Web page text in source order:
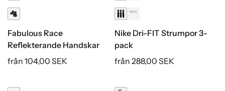
Fabulous Race
Reflekterande Handskar
från 104,00 SEK
Nike Dri-FIT Strumpor 3-
pack
från 288,00 SEK